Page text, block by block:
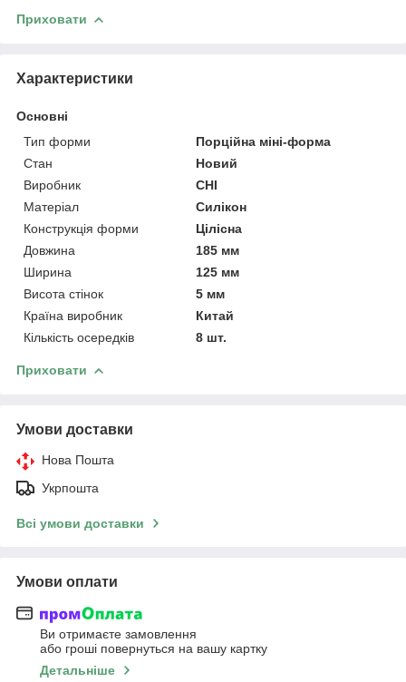
Приховати
Характеристики
Основні
Тип форми
Порційна міні-форма
Стан
Новий
Виробник
CHI
Матеріал
Силікон
Конструкція форми
Цілісна
Довжина
185 мм
Ширина
125 мм
Висота стінок
5 мм
Країна виробник
Китай
Кількість осередків
8 шт.
Приховати
Умови доставки
Нова Пошта
Укрпошта
Всі умови доставки
Умови оплати
Ви отримаєте замовлення
або гроші повернуться на вашу картку
Детальніше